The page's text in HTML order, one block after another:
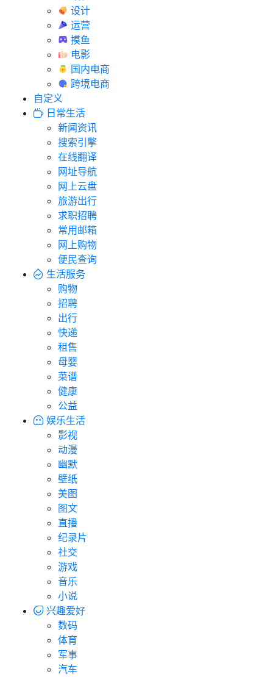
设计
运营
摸鱼
电影
国内电商
跨境电商
自定义
日常生活
新闻资讯
搜索引擎
在线翻译
网址导航
网上云盘
旅游出行
求职招聘
常用邮箱
网上购物
便民查询
生活服务
购物
招聘
出行
快递
租售
母婴
菜谱
健康
公益
娱乐生活
影视
动漫
幽默
壁纸
美图
图文
直播
纪录片
社交
游戏
音乐
小说
兴趣爱好
数码
体育
军事
汽车